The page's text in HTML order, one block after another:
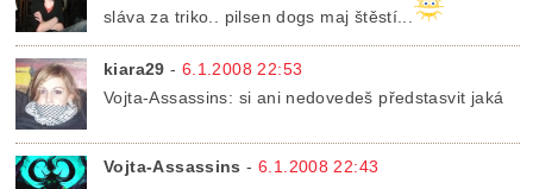
sláva za triko.. pilsen dogs maj štěstí...
kiara29 - 6.1.2008 22:53
Vojta-Assassins: si ani nedovedeš předstasvit jaká
Vojta-Assassins - 6.1.2008 22:43